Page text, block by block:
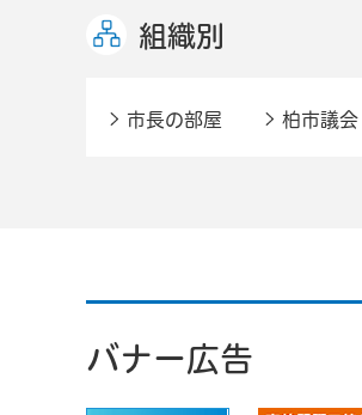
組織別
市長の部屋 柏市議会
バナー広告